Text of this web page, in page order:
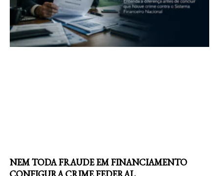
NEM TODA FRAUDE EM FINANCIAMENTO
CONFIGURA CRIME FEDERAL